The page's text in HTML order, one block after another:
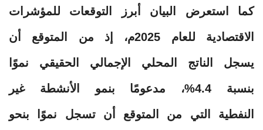
كما استعرض البيان أبرز التوقعات للمؤشرات
الاقتصادية للعام 2025م، إذ من المتوقع أن
يسجل الناتج المحلي الإجمالي الحقيقي نموًا
بنسبة 4.4%، مدعومًا بنمو الأنشطة غير
النفطية التي من المتوقع أن تسجل نموًا بنحو